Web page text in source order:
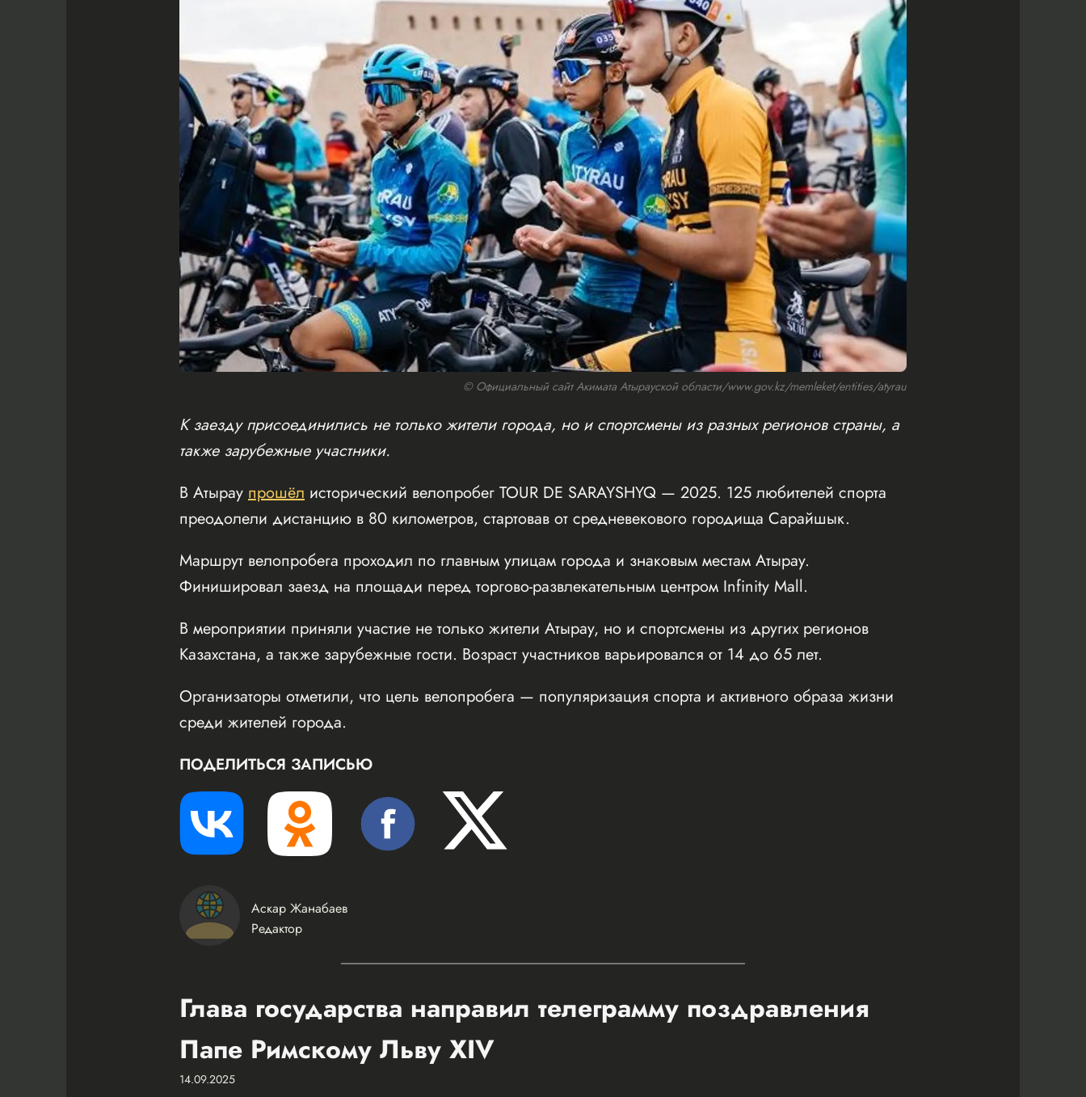
© Официальный сайт Акимата Атырауской области/www.gov.kz/memleket/entities/atyrau
К заезду присоединились не только жители города, но и спортсмены из разных регионов страны, а
также зарубежные участники.
В Атырау прошёл исторический велопробег TOUR DE SARAYSHYQ — 2025. 125 любителей спорта
преодолели дистанцию в 80 километров, стартовав от средневекового городища Сарайшык.
Маршрут велопробега проходил по главным улицам города и знаковым местам Атырау.
Финишировал заезд на площади перед торгово-развлекательным центром Infinity Mall.
В мероприятии приняли участие не только жители Атырау, но и спортсмены из других регионов
Казахстана, а также зарубежные гости. Возраст участников варьировался от 14 до 65 лет.
Организаторы отметили, что цель велопробега — популяризация спорта и активного образа жизни
среди жителей города.
ПОДЕЛИТЬСЯ ЗАПИСЬЮ
Аскар Жанабаев
Редактор
Глава государства направил телеграмму поздравления
Папе Римскому Льву XIV
14.09.2025